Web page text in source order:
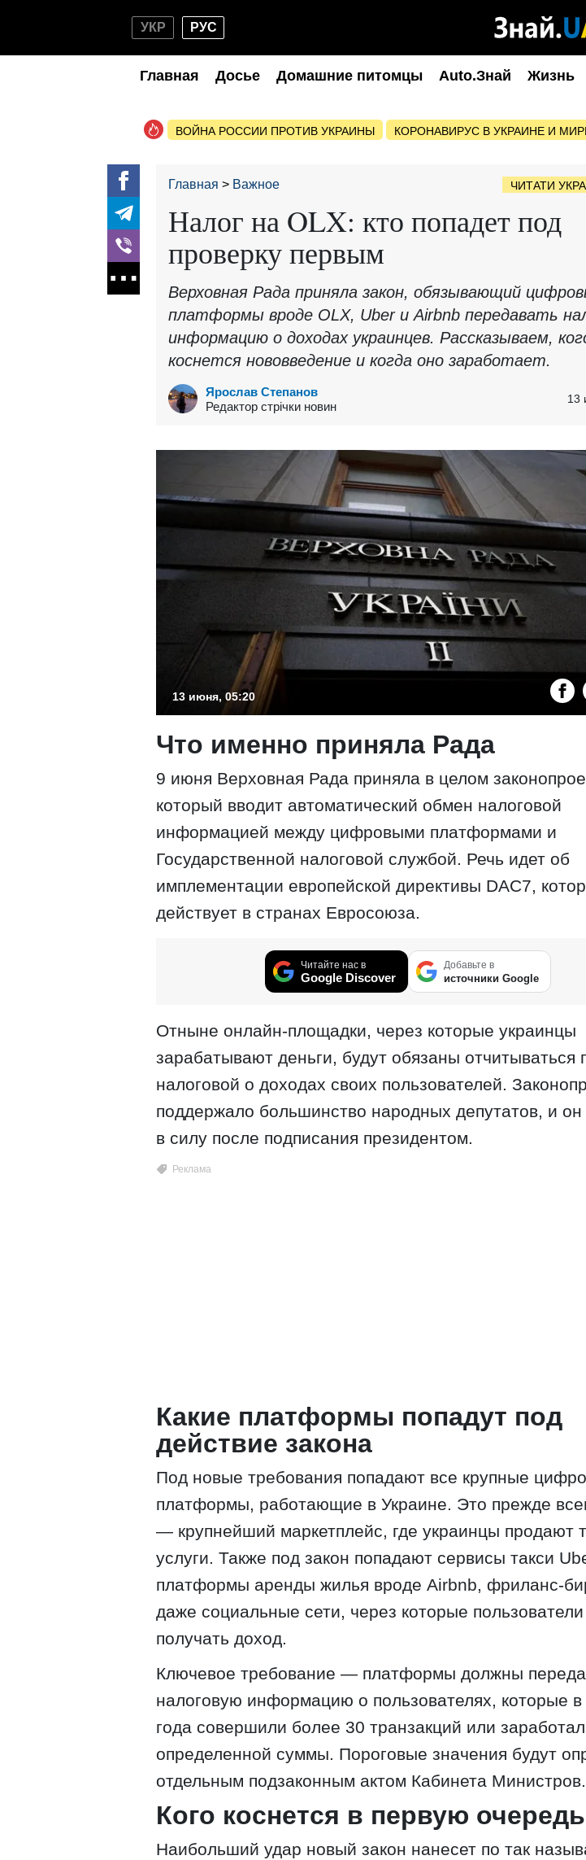
УКР РУС
Главная Досье Домашние питомцы Auto.Знай Жизнь
ВОЙНА РОССИИ ПРОТИВ УКРАИНЫ КОРОНАВИРУС В УКРАИНЕ И
Главная Важное ЧИТАТИ
Налог на OLX: кто попадет под
проверку первым
Верховная Рада приняла закон, обязывающий
платформы вроде OLX, Uber и Airbnb передавать
информацию о доходах украинцев. Рассказываем,
коснется нововведение и когда оно заработает.
Ярослав Степанов
Редактор стрічки новин
13
13 июня, 05:20
Что именно приняла Рада
9 июня Верховная Рада приняла в целом
который вводит автоматический обмен налоговой
информацией между цифровыми платформами и
Государственной налоговой службой. Речь идет об
имплементации европейской директивы DAC7,
действует в странах Евросоюза.
Читайте нас в
Google Discover
Добавьте в
источники Google
Отныне онлайн-площадки, через которые украинцы
зарабатывают деньги, будут обязаны отчитываться
налоговой о доходах своих пользователей.
поддержало большинство народных депутатов, и он
в силу после подписания президентом.
Какие платформы попадут под
действие закона
Под новые требования попадают все крупные
платформы, работающие в Украине. Это прежде
— крупнейший маркетплейс, где украинцы продают
услуги. Также под закон попадают сервисы такси
платформы аренды жилья вроде Airbnb, фриланс-
даже социальные сети, через которые пользователи
получать доход.
Ключевое требование — платформы должны
налоговую информацию о пользователях, которые в
года совершили более 30 транзакций или
определенной суммы. Пороговые значения будут
отдельным подзаконным актом Кабинета Министров.
Кого коснется в первую очередь
Наибольший удар новый закон нанесет по так